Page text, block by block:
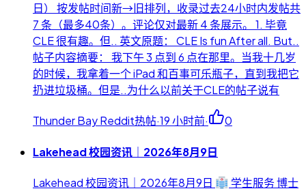
日） 按发帖时间新→旧排列，收录过去24小时内发帖共
7 条（最多40条）。评论仅对最新 4 条展示。 1. 毕竟
CLE 很有趣。但.. 英文原题： CLE Is fun After all. But..
帖子内容摘要： 我下午 3 点到 6 点在那里。当我十几岁
的时候，我拿着一个 iPad 和百事可乐瓶子，直到我把它
扔进垃圾桶。但是..为什么以前关于CLE的帖子说有
Thunder Bay Reddit热帖·19 小时前· 0
Lakehead 校园资讯｜2026年8月9日
Lakehead 校园资讯｜2026年8月9日
学生服务 博士